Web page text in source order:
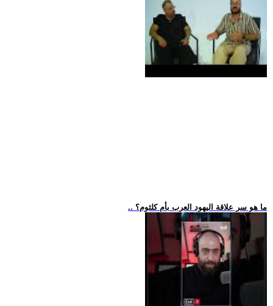
.. ما هو سر علاقة اليهود العرب بأم كلثوم؟